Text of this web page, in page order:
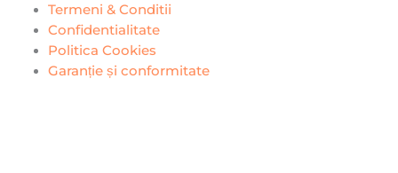
Termeni & Conditii
Confidentialitate
Politica Cookies
Garanție și conformitate